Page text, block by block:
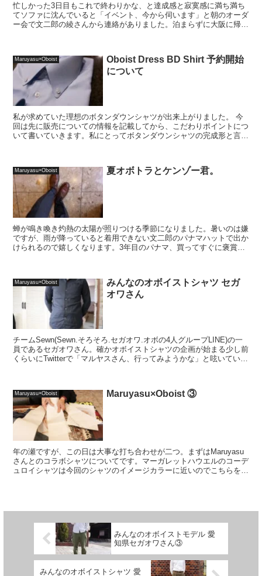
忙しかった3日目もこれで終わりかな、と達成感と寂寞感に満ち満ち
てソファに沈んでいると「イベント、今から伺います」と朝のオーダ
ー会で文二郎の綾さんから連絡がありました。泊まらずに大阪に帰ら
Maruyasu×Oboist
Oboist Dress BD Shirt 予約開始
について
私が求めていた理想のボタンダウンシャツが出来上がりました。 今
回は先に販売についての情報を記載してから、こだわりポイントにつ
いて書いていきます。私にとってボタンダウンシャツの完成形と言っ
Maruyasu×Oboist 夏オボトラとケンゾー君。
蝉が鳴き喚き灼熱の太陽が照りつける季節になりました。暑いのは嫌
ですが、雨が降っていると着用できない文二郎のパナマハットで出か
けられるので嬉しくなります。3年目のパナマ、買ってすぐに褒賞旅
Maruyasu×Oboist
みんなのオボイストシャツ セガ
オワさん
チームSewn(Sewn.そろそろ.セガオワ.オボの4人グループLINE)の一
員であるセガオワさん。確かオボイストシャツの企画が始まる少し前
くらいにTwitterで「マルヤスさん、行ってみようかな」と呟いていら
Maruyasu×Oboist Maruyasu×Oboist ③
年の瀬ですが、この日は大事な打ち合わせが二つ。まずはMaruyasu
さんとのコラボシャツについてです。マーガレットハウエルのコーデ
ュロイシャツは今回のシャツのイメージカラーに近いのでこちらを着
みんなのオボイストモデル 愛
知県セガオワさん③
みんなのオボイストシャツ 愛